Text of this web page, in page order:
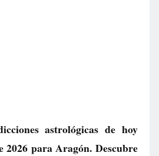
astrológicas de hoy
2026 para Aragón. Descubre